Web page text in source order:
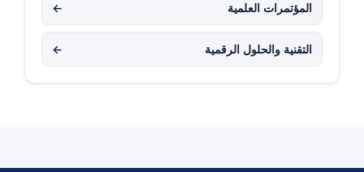
المؤتمرات العلمية ←
التقنية والحلول الرقمية ←